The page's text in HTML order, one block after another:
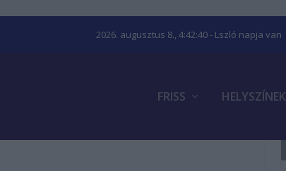
2026. augusztus 8., 4:42:40- Lszló napja van
FRISS HELYSZÍNEK